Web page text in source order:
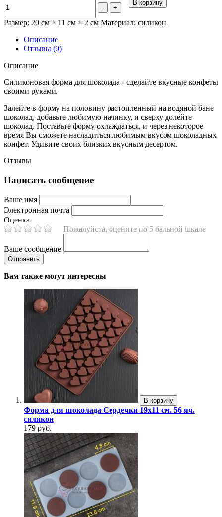
- +
В корзину
Размер: 20 см × 11 см × 2 см Материал: силикон.
Описание
Отзывы (0)
Описание
Силиконовая форма для шоколада - сделайте вкусные конфеты
своими руками.
Залейте в форму на половину растопленный на водяной бане
шоколад, добавьте любимую начинку, и сверху долейте
шоколад. Поставьте форму охлаждаться, и через некоторое
время Вы сможете насладиться любимым вкусом шоколадных
конфет. Удивите своих близких вкусным десертом.
Отзывы
Написать сообщение
Ваше имя
Электронная почта
Оценка
Пожалуйста, оцените по 5 бальной шкале
Ваше сообщение
Вам также могут интересны
В корзину
Форма для шоколада Сердечки 19х11 см. 56 яч.
силикон
179 руб.